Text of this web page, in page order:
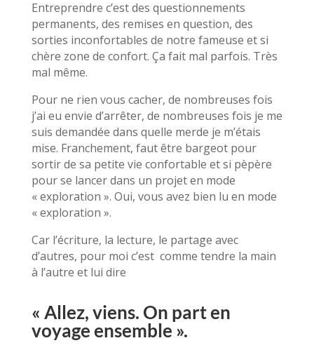
Entreprendre c’est des questionnements
permanents, des remises en question, des
sorties inconfortables de notre fameuse et si
chère zone de confort. Ça fait mal parfois. Très
mal même.
Pour ne rien vous cacher, de nombreuses fois
j’ai eu envie d’arrêter, de nombreuses fois je me
suis demandée dans quelle merde je m’étais
mise. Franchement, faut être bargeot pour
sortir de sa petite vie confortable et si pèpère
pour se lancer dans un projet en mode
« exploration ». Oui, vous avez bien lu en mode
« exploration ».
Car l’écriture, la lecture, le partage avec
d’autres, pour moi c’est comme tendre la main
à l’autre et lui dire
« Allez, viens. On part en
voyage ensemble ».